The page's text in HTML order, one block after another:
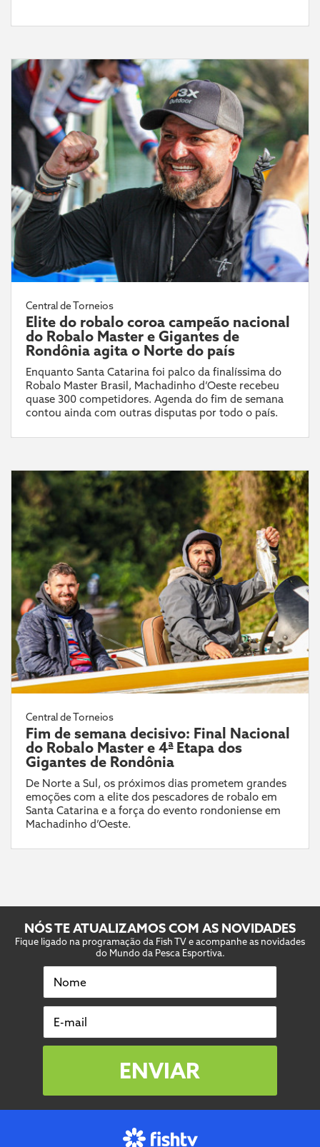
Central de Torneios
Elite do robalo coroa campeão nacional
do Robalo Master e Gigantes de
Rondônia agita o Norte do país
Enquanto Santa Catarina foi palco da finalíssima do
Robalo Master Brasil, Machadinho d’Oeste recebeu
quase 300 competidores. Agenda do fim de semana
contou ainda com outras disputas por todo o país.
Central de Torneios
Fim de semana decisivo: Final Nacional
do Robalo Master e 4ª Etapa dos
Gigantes de Rondônia
De Norte a Sul, os próximos dias prometem grandes
emoções com a elite dos pescadores de robalo em
Santa Catarina e a força do evento rondoniense em
Machadinho d’Oeste.
NÓS TE ATUALIZAMOS COM AS NOVIDADES
Fique ligado na programação da Fish TV e acompanhe as novidades
do Mundo da Pesca Esportiva.
Nome
E-mail
ENVIAR